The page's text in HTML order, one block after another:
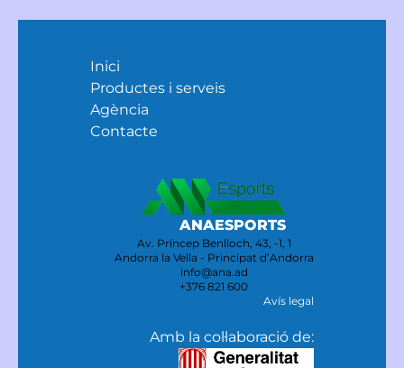
Inici
Productes i serveis
Agència
Contacte
ANAESPORTS
Av. Príncep Benlloch, 43, -1, 1
Andorra la Vella - Principat d’Andorra
info@ana.ad
+376 821 600
Avís legal
Amb la col·laboració de: